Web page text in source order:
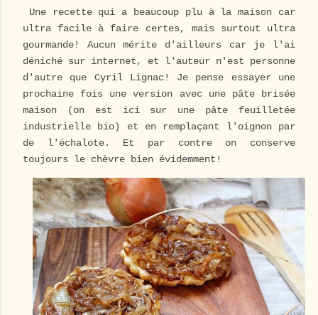
Une recette qui a beaucoup plu à la maison car
ultra facile à faire certes, mais surtout ultra
gourmande! Aucun mérite d'ailleurs car je l'ai
déniché sur internet, et l'auteur n'est personne
d'autre que Cyril Lignac! Je pense essayer une
prochaine fois une version avec une pâte brisée
maison (on est ici sur une pâte feuilletée
industrielle bio) et en remplaçant l'oignon par
de l'échalote. Et par contre on conserve
toujours le chèvre bien évidemment!